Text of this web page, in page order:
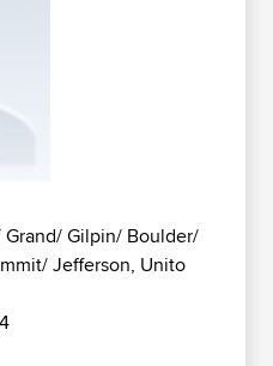
Gilpin/ Boulder/
Jefferson, Unito